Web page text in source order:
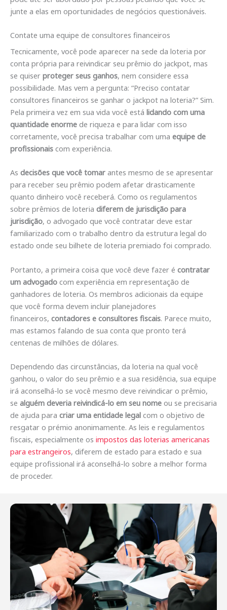
junte a elas em oportunidades de negócios questionáveis.
Contate uma equipe de consultores financeiros
Tecnicamente, você pode aparecer na sede da loteria por
conta própria para reivindicar seu prêmio do jackpot, mas
se quiser proteger seus ganhos, nem considere essa
possibilidade. Mas vem a pergunta: “Preciso contatar
consultores financeiros se ganhar o jackpot na loteria?” Sim.
Pela primeira vez em sua vida você está lidando com uma
quantidade enorme de riqueza e para lidar com isso
corretamente, você precisa trabalhar com uma equipe de
profissionais com experiência.
As decisões que você tomar antes mesmo de se apresentar
para receber seu prêmio podem afetar drasticamente
quanto dinheiro você receberá. Como os regulamentos
sobre prêmios de loteria diferem de jurisdição para
jurisdição, o advogado que você contratar deve estar
familiarizado com o trabalho dentro da estrutura legal do
estado onde seu bilhete de loteria premiado foi comprado.
Portanto, a primeira coisa que você deve fazer é contratar
um advogado com experiência em representação de
ganhadores de loteria. Os membros adicionais da equipe
que você forma devem incluir planejadores
financeiros, contadores e consultores fiscais. Parece muito,
mas estamos falando de sua conta que pronto terá
centenas de milhões de dólares.
Dependendo das circunstâncias, da loteria na qual você
ganhou, o valor do seu prêmio e a sua residência, sua equipe
irá aconselhá-lo se você mesmo deve reivindicar o prêmio,
se alguém deveria reivindicá-lo em seu nome ou se precisaria
de ajuda para criar uma entidade legal com o objetivo de
resgatar o prémio anonimamente. As leis e regulamentos
fiscais, especialmente os impostos das loterias americanas
para estrangeiros, diferem de estado para estado e sua
equipe profissional irá aconselhá-lo sobre a melhor forma
de proceder.